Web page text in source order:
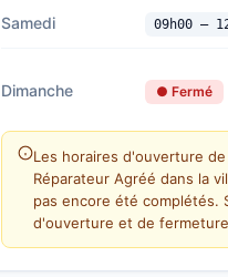
Samedi 09h00 —
Dimanche ● Fermé
Les horaires d'ouverture
Réparateur Agréé dans la
pas encore été complétés.
d'ouverture et de